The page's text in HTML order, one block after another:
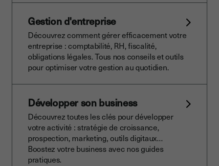
Gestion d'entreprise
Découvrez comment gérer efficacement votre
entreprise : comptabilité, RH, fiscalité,
obligations légales. Tous nos conseils et outils
pour optimiser votre gestion au quotidien.
Développer son business
Découvrez toutes les clés pour développer
votre activité : stratégie de croissance,
prospection, marketing, outils digitaux…
Boostez votre business avec nos guides
pratiques.